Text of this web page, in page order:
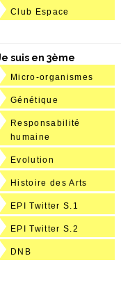
Club Espace
suis en 3ème
Micro-organismes
Génétique
Responsabilité
humaine
Evolution
Histoire des Arts
EPI Twitter S.1
EPI Twitter S.2
DNB